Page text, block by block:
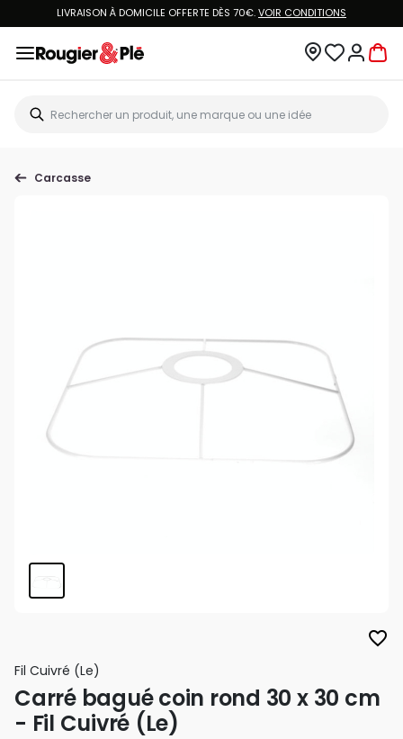
LIVRAISON À DOMICILE OFFERTE DÈS 70€.VOIR CONDITIONS
Carcasse
favorite_border
Fil Cuivré (le)
Carré bagué coin rond 30 x 30 cm
- Fil Cuivré (Le)